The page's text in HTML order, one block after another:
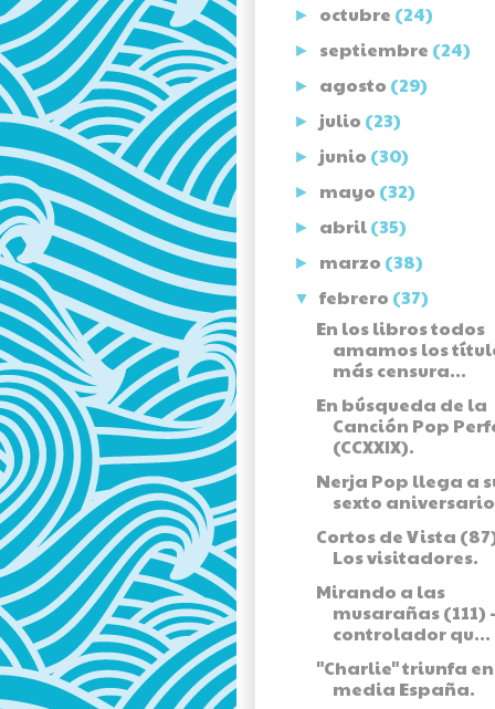
► octubre (24)
► septiembre (24)
► agosto (29)
► julio (23)
► junio (30)
► mayo (32)
► abril(35)
► marzo (38)
▼febrero (37)
En los libros todos
amamos los
más censura...
En búsqueda de la
Canción Pop
(CCXXIX).
Nerja Pop llega a
sexto
Cortos de Vista
Los visitadores.
Mirando a las
musarañas (111)
controlador qu...
"Charlie" triunfa en
media España.